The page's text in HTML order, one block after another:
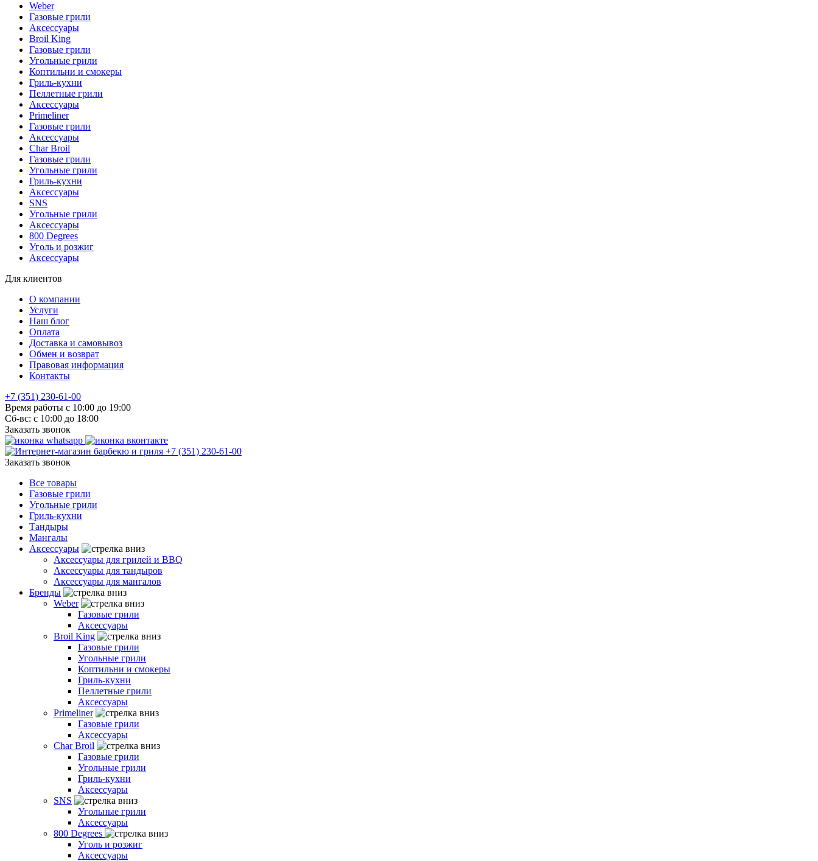
Weber
Газовые грили
Аксессуары
Broil King
Газовые грили
Угольные грили
Коптильни и смокеры
Гриль-кухни
Пеллетные грили
Аксессуары
Primeliner
Газовые грили
Аксессуары
Char Broil
Газовые грили
Угольные грили
Гриль-кухни
Аксессуары
SNS
Угольные грили
Аксессуары
800 Degrees
Уголь и розжиг
Аксессуары
Для клиентов
О компании
Услуги
Наш блог
Оплата
Доставка и самовывоз
Обмен и возврат
Правовая информация
Контакты
+7 (351) 230-61-00
Время работы с 10:00 до 19:00
Сб-вс: с 10:00 до 18:00
Заказать звонок
+7 (351) 230-61-00
Заказать звонок
Все товары
Газовые грили
Угольные грили
Гриль-кухни
Тандыры
Мангалы
Аксессуары
Аксессуары для грилей и BBQ
Аксессуары для тандыров
Аксессуары для мангалов
Бренды
Weber
Газовые грили
Аксессуары
Broil King
Газовые грили
Угольные грили
Коптильни и смокеры
Гриль-кухни
Пеллетные грили
Аксессуары
Primeliner
Газовые грили
Аксессуары
Char Broil
Газовые грили
Угольные грили
Гриль-кухни
Аксессуары
SNS
Угольные грили
Аксессуары
800 Degrees
Уголь и розжиг
Аксессуары